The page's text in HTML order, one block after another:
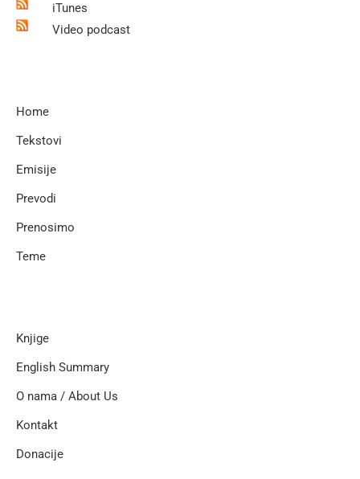
iTunes
Video podcast
Home
Tekstovi
Emisije
Prevodi
Prenosimo
Teme
Knjige
English Summary
O nama / About Us
Kontakt
Donacije